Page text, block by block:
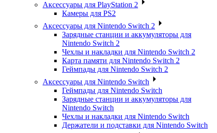
Аксессуары для PlayStation 2
Камеры для PS2
Аксессуары для Nintendo Switch 2
Зарядные станции и аккумуляторы для
Nintendo Switch 2
Чехлы и накладки для Nintendo Switch 2
Карта памяти для Nintendo Switch 2
Геймпады для Nintendo Switch 2
Аксессуары для Nintendo Switch
Геймпады для Nintendo Switch
Зарядные станции и аккумуляторы для
Nintendo Switch
Чехлы и накладки для Nintendo Switch
Держатели и подставки для Nintendo Switch